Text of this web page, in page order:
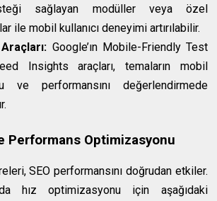
sağlayan modüller veya özel
ile mobil kullanıcı deneyimi artırılabilir.
Google’ın Mobile-Friendly Test
Insights araçları, temaların mobil
ve performansını değerlendirmede
Performans Optimizasyonu
SEO performansını doğrudan etkiler.
hız optimizasyonu için aşağıdaki